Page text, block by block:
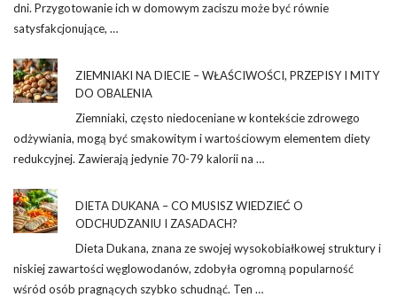
dni. Przygotowanie ich w domowym zaciszu może być równie
satysfakcjonujące, …
ZIEMNIAKI NA DIECIE – WŁAŚCIWOŚCI, PRZEPISY I MITY
DO OBALENIA
Ziemniaki, często niedoceniane w kontekście zdrowego
odżywiania, mogą być smakowitym i wartościowym elementem diety
redukcyjnej. Zawierają jedynie 70-79 kalorii na …
DIETA DUKANA – CO MUSISZ WIEDZIEĆ O
ODCHUDZANIU I ZASADACH?
Dieta Dukana, znana ze swojej wysokobiałkowej struktury i
niskiej zawartości węglowodanów, zdobyła ogromną popularność
wśród osób pragnących szybko schudnąć. Ten …